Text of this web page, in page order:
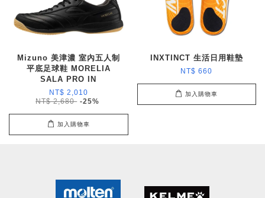
Mizuno 美津濃 室內五人制
平底足球鞋 MORELIA
SALA PRO IN
NT$ 2,010
NT$ 2,680 -25%
加入購物車
INXTINCT 生活日用鞋墊
NT$ 660
加入購物車